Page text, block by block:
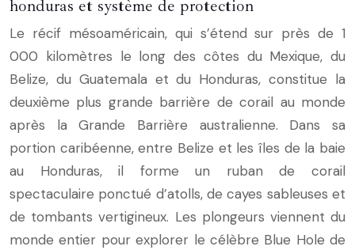
honduras et système de protection
Le récif mésoaméricain, qui s’étend sur près de 1
000 kilomètres le long des côtes du Mexique, du
Belize, du Guatemala et du Honduras, constitue la
deuxième plus grande barrière de corail au monde
après la Grande Barrière australienne. Dans sa
portion caribéenne, entre Belize et les îles de la baie
au Honduras, il forme un ruban de corail
spectaculaire ponctué d’atolls, de cayes sableuses et
de tombants vertigineux. Les plongeurs viennent du
monde entier pour explorer le célèbre Blue Hole de